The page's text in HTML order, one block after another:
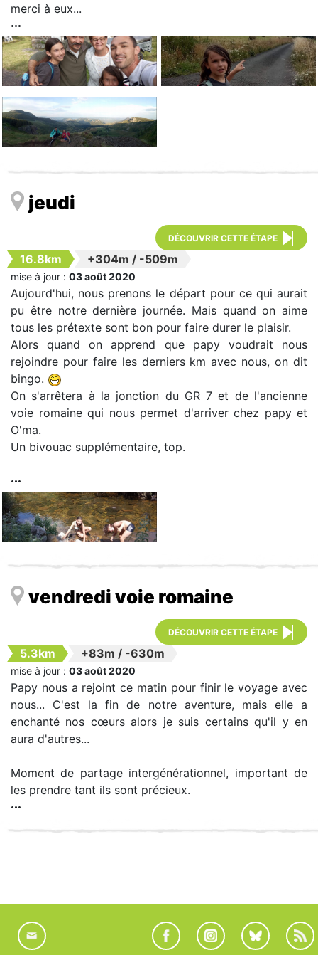
merci à eux...
jeudi
DÉCOUVRIR CETTE ÉTAPE
16.8km +304m / -509m
mise à jour : 03 août 2020
Aujourd'hui, nous prenons le départ pour ce qui aurait
pu être notre dernière journée. Mais quand on aime
tous les prétexte sont bon pour faire durer le plaisir.
Alors quand on apprend que papy voudrait nous
rejoindre pour faire les derniers km avec nous, on dit
bingo.
On s'arrêtera à la jonction du GR 7 et de l'ancienne
voie romaine qui nous permet d'arriver chez papy et
O'ma.
Un bivouac supplémentaire, top.
vendredi voie romaine
DÉCOUVRIR CETTE ÉTAPE
5.3km +83m / -630m
mise à jour : 03 août 2020
Papy nous a rejoint ce matin pour finir le voyage avec
nous... C'est la fin de notre aventure, mais elle a
enchanté nos cœurs alors je suis certains qu'il y en
aura d'autres...
Moment de partage intergénérationnel, important de
les prendre tant ils sont précieux.